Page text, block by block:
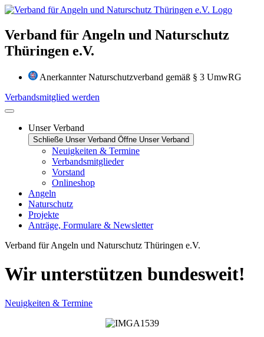
Zum
wechseln
Verband für Angeln und Naturschutz
Thüringen e.V.
Anerkannter Naturschutzverband gemäß § 3 UmwRG
Verbandsmitglied werden
Unser Verband
Schließe Unser Verband Öffne Unser Verband
Neuigkeiten & Termine
Verbandsmitglieder
Vorstand
Onlineshop
Angeln
Naturschutz
Projekte
Anträge, Formulare & Newsletter
Verband für Angeln und Naturschutz Thüringen e.V.
Wir unterstützen bundesweit!
Neuigkeiten & Termine